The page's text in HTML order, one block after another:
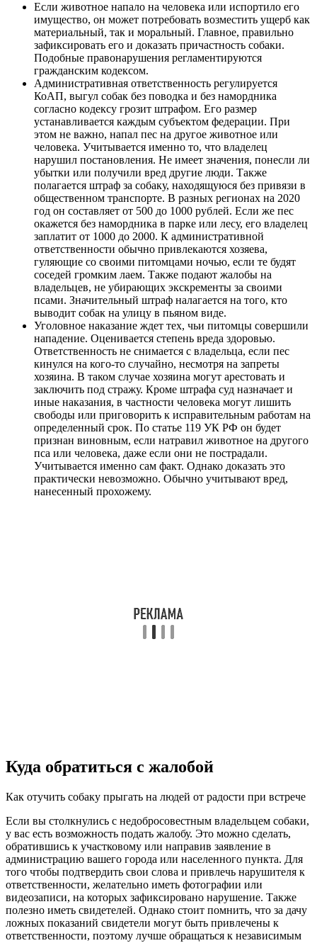
Если животное напало на человека или испортило его
имущество, он может потребовать возместить ущерб как
материальный, так и моральный. Главное, правильно
зафиксировать его и доказать причастность собаки.
Подобные правонарушения регламентируются
гражданским кодексом.
Административная ответственность регулируется
КоАП, выгул собак без поводка и без намордника
согласно кодексу грозит штрафом. Его размер
устанавливается каждым субъектом федерации. При
этом не важно, напал пес на другое животное или
человека. Учитывается именно то, что владелец
нарушил постановления. Не имеет значения, понесли ли
убытки или получили вред другие люди. Также
полагается штраф за собаку, находящуюся без привязи в
общественном транспорте. В разных регионах на 2020
год он составляет от 500 до 1000 рублей. Если же пес
окажется без намордника в парке или лесу, его владелец
заплатит от 1000 до 2000. К административной
ответственности обычно привлекаются хозяева,
гуляющие со своими питомцами ночью, если те будят
соседей громким лаем. Также подают жалобы на
владельцев, не убирающих экскременты за своими
псами. Значительный штраф налагается на того, кто
выводит собак на улицу в пьяном виде.
Уголовное наказание ждет тех, чьи питомцы совершили
нападение. Оценивается степень вреда здоровью.
Ответственность не снимается с владельца, если пес
кинулся на кого-то случайно, несмотря на запреты
хозяина. В таком случае хозяина могут арестовать и
заключить под стражу. Кроме штрафа суд назначает и
иные наказания, в частности человека могут лишить
свободы или приговорить к исправительным работам на
определенный срок. По статье 119 УК РФ он будет
признан виновным, если натравил животное на другого
пса или человека, даже если они не пострадали.
Учитывается именно сам факт. Однако доказать это
практически невозможно. Обычно учитывают вред,
нанесенный прохожему.
Куда обратиться с жалобой
Как отучить собаку прыгать на людей от радости при встрече
Если вы столкнулись с недобросовестным владельцем собаки,
у вас есть возможность подать жалобу. Это можно сделать,
обратившись к участковому или направив заявление в
администрацию вашего города или населенного пункта. Для
того чтобы подтвердить свои слова и привлечь нарушителя к
ответственности, желательно иметь фотографии или
видеозаписи, на которых зафиксировано нарушение. Также
полезно иметь свидетелей. Однако стоит помнить, что за дачу
ложных показаний свидетели могут быть привлечены к
ответственности, поэтому лучше обращаться к независимым